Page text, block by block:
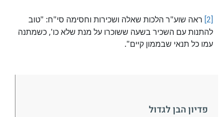
פדיון הבן לגדול
[2]
ראה שוע"ר הלכות שאלה ושכירות וחסימה סי"ח: "טוב
להתנות עם השכיר בשעה ששוכרו על מנת שלא כו', כשמתנה
עמו כל תנאי שבממון קיים".